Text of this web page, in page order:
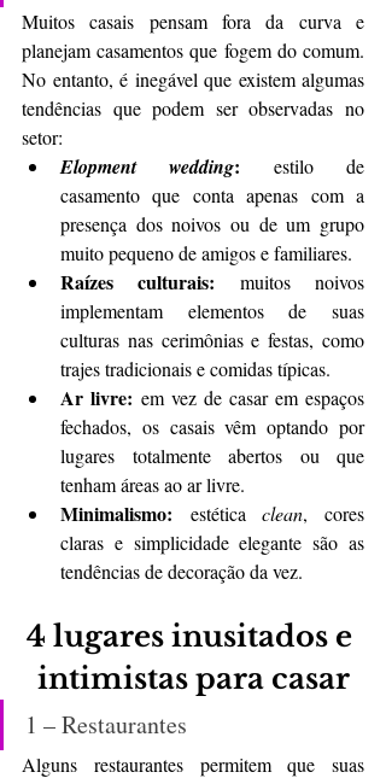
Muitos casais pensam fora da curva e
planejam casamentos que fogem do comum.
No entanto, é inegável que existem algumas
tendências que podem ser observadas no
setor:
Elopment wedding: estilo de
casamento que conta apenas com a
presença dos noivos ou de um grupo
muito pequeno de amigos e familiares.
Raízes culturais: muitos noivos
implementam elementos de suas
culturas nas cerimônias e festas, como
trajes tradicionais e comidas típicas.
Ar livre: em vez de casar em espaços
fechados, os casais vêm optando por
lugares totalmente abertos ou que
tenham áreas ao ar livre.
Minimalismo: estética clean, cores
claras e simplicidade elegante são as
tendências de decoração da vez.
4 lugares inusitados e
intimistas para casar
1 – Restaurantes
Alguns restaurantes permitem que suas